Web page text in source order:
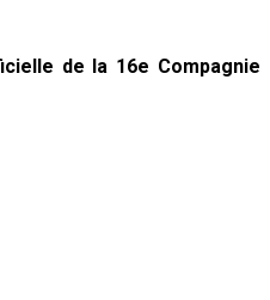
de la 16e Compagnie